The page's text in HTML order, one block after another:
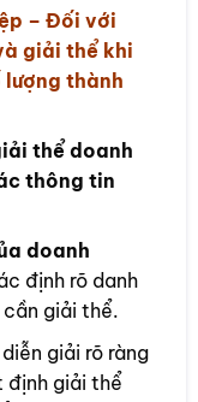
– Đối với
giải thể khi
thành
thể doanh
thông tin
doanh
định rõ danh
giải thể.
giải rõ ràng
định giải thể